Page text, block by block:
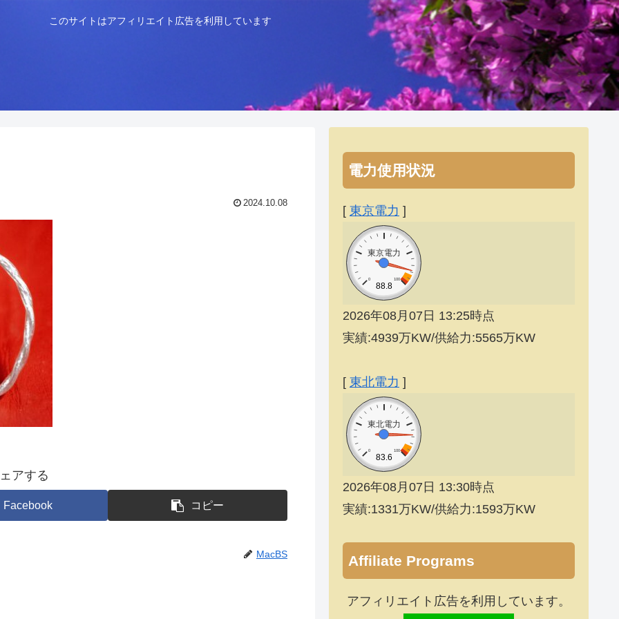
このサイトはアフィリエイト広告を利用しています
2024.10.08
アする
Facebook コピー
MacBS
電力使用状況
[ 東京電力 ]
東京電力
0 100
88.8
2026年08月07日 13:25時点
実績:4939万KW/供給力:5565万KW
[ 東北電力 ]
東北電力
0 100
83.6
2026年08月07日 13:30時点
実績:1331万KW/供給力:1593万KW
Affiliate Programs
アフィリエイト広告を利用しています。